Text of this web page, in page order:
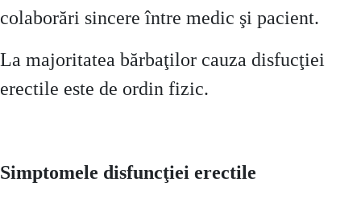
colaborări sincere între medic şi pacient.
La majoritatea bărbaţilor cauza disfucţiei
erectile este de ordin fizic.
Simptomele disfuncţiei erectile